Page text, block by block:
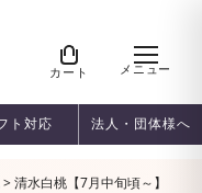
カート メニュー
ト対応 法人・団体様へ
清水白桃【7月中旬頃～】